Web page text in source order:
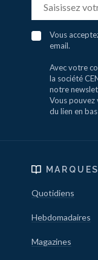
Vous
email.
Avec votre
la société
notre
Vous pouvez
du lien en
Quotidiens
Hebdomadaires
Magazines